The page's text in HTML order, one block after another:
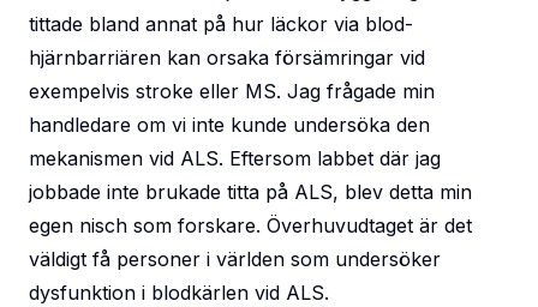
tittade bland annat på hur läckor via blod-
hjärnbarriären kan orsaka försämringar vid
exempelvis stroke eller MS. Jag frågade min
handledare om vi inte kunde undersöka den
mekanismen vid ALS. Eftersom labbet där jag
jobbade inte brukade titta på ALS, blev detta min
egen nisch som forskare. Överhuvudtaget är det
väldigt få personer i världen som undersöker
dysfunktion i blodkärlen vid ALS.